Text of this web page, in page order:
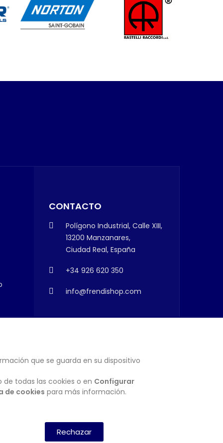
CONTACTO
Polígono Industrial, Calle XIII,
13200 Manzanares,
Ciudad Real, España
+34 926 620 350
info@frendishop.com
SUSCRIBIRSE
que se guarda en su dispositivo
todas las cookies o en Configurar
de cookies para más información.
Rechazar